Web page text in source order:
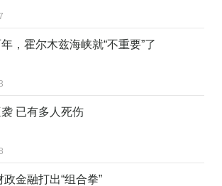
，霍尔木兹海峡就“不重要”了
已有多人死伤
金融打出“组合拳”